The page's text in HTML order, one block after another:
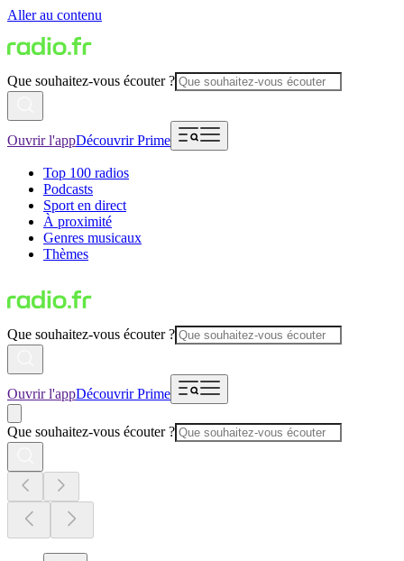
Aller au contenu
Que souhaitez-vous écouter ?
Ouvrir l'appDécouvrir Prime
Top 100 radios
Podcasts
Sport en direct
À proximité
Genres musicaux
Thèmes
Que souhaitez-vous écouter ?
Ouvrir l'appDécouvrir Prime
Que souhaitez-vous écouter ?